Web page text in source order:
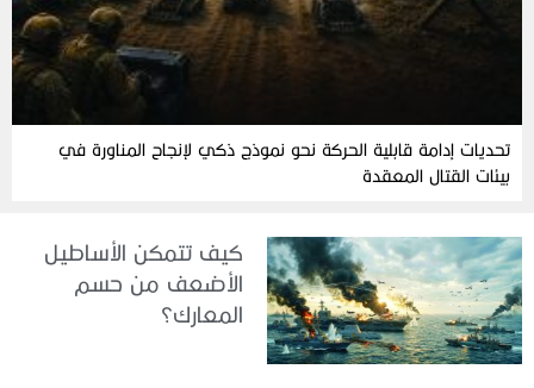
تحديات إدامة قابلية الحركة نحو نموذج ذكي لإنجاح المناورة في
بيئات القتال المعقدة
كيف تتمكن الأساطيل
الأضعف من حسم
المعارك؟